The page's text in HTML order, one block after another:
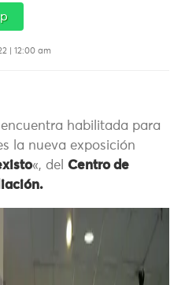
| 12:00 am
habilitada para
la nueva exposición
«, del Centro de